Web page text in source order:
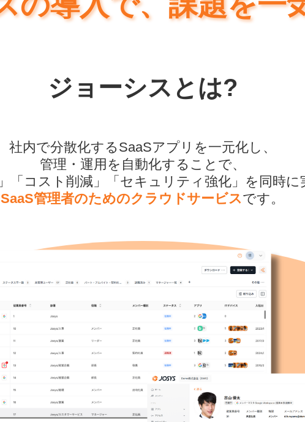
ジョーシスとは?
社内で分散化する SaaSアプリを一元化し、
管理・運用を自動化することで、
「コスト削減」「セキュリティ強化」を同時に
SaaS管理者のためのクラウドサービスです。